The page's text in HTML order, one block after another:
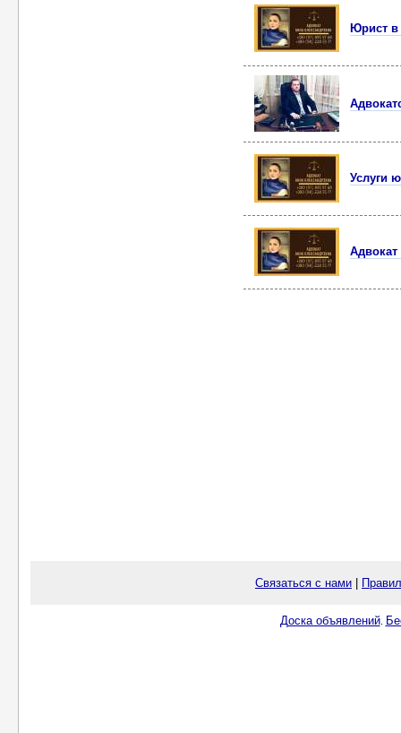
Юрист в
Услуги
Адвокат
Связаться с нами
Доска объявлений.